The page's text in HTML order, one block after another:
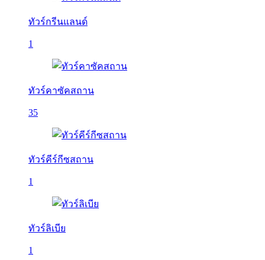
ทัวร์กรีนแลนด์
1
ทัวร์คาซัคสถาน
35
ทัวร์คีร์กีซสถาน
1
ทัวร์ลิเบีย
1